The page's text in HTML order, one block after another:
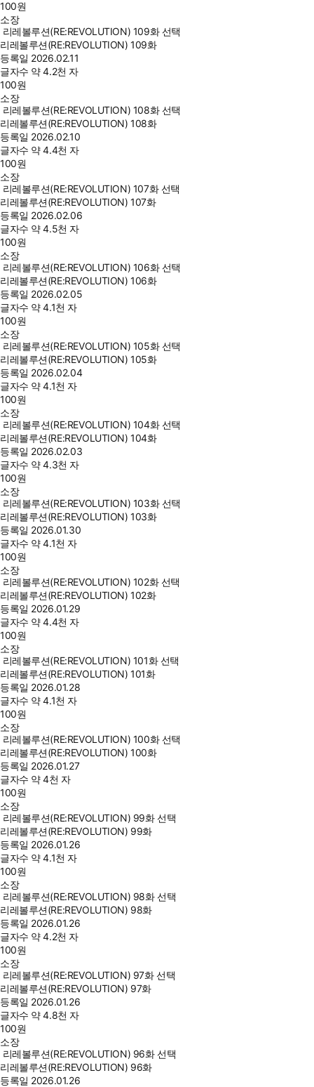
100원
소장
리레볼루션(RE:REVOLUTION) 109화 선택
리레볼루션(RE:REVOLUTION) 109화
등록일 2026.02.11
글자수 약 4.2천 자
100원
소장
리레볼루션(RE:REVOLUTION) 108화 선택
리레볼루션(RE:REVOLUTION) 108화
등록일 2026.02.10
글자수 약 4.4천 자
100원
소장
리레볼루션(RE:REVOLUTION) 107화 선택
리레볼루션(RE:REVOLUTION) 107화
등록일 2026.02.06
글자수 약 4.5천 자
100원
소장
리레볼루션(RE:REVOLUTION) 106화 선택
리레볼루션(RE:REVOLUTION) 106화
등록일 2026.02.05
글자수 약 4.1천 자
100원
소장
리레볼루션(RE:REVOLUTION) 105화 선택
리레볼루션(RE:REVOLUTION) 105화
등록일 2026.02.04
글자수 약 4.1천 자
100원
소장
리레볼루션(RE:REVOLUTION) 104화 선택
리레볼루션(RE:REVOLUTION) 104화
등록일 2026.02.03
글자수 약 4.3천 자
100원
소장
리레볼루션(RE:REVOLUTION) 103화 선택
리레볼루션(RE:REVOLUTION) 103화
등록일 2026.01.30
글자수 약 4.1천 자
100원
소장
리레볼루션(RE:REVOLUTION) 102화 선택
리레볼루션(RE:REVOLUTION) 102화
등록일 2026.01.29
글자수 약 4.4천 자
100원
소장
리레볼루션(RE:REVOLUTION) 101화 선택
리레볼루션(RE:REVOLUTION) 101화
등록일 2026.01.28
글자수 약 4.1천 자
100원
소장
리레볼루션(RE:REVOLUTION) 100화 선택
리레볼루션(RE:REVOLUTION) 100화
등록일 2026.01.27
글자수 약 4천 자
100원
소장
리레볼루션(RE:REVOLUTION) 99화 선택
리레볼루션(RE:REVOLUTION) 99화
등록일 2026.01.26
글자수 약 4.1천 자
100원
소장
리레볼루션(RE:REVOLUTION) 98화 선택
리레볼루션(RE:REVOLUTION) 98화
등록일 2026.01.26
글자수 약 4.2천 자
100원
소장
리레볼루션(RE:REVOLUTION) 97화 선택
리레볼루션(RE:REVOLUTION) 97화
등록일 2026.01.26
글자수 약 4.8천 자
100원
소장
리레볼루션(RE:REVOLUTION) 96화 선택
리레볼루션(RE:REVOLUTION) 96화
등록일 2026.01.26